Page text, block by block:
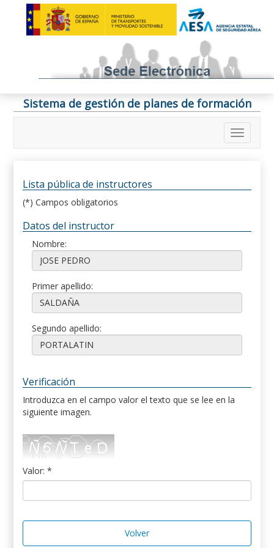
Sistema de gestión de planes de formación
Lista pública de instructores
(*) Campos obligatorios
Datos del instructor
Nombre:
Primer apellido:
Segundo apellido:
Verificación
Introduzca en el campo valor el texto que se lee en la
siguiente imagen.
Valor: *
Volver